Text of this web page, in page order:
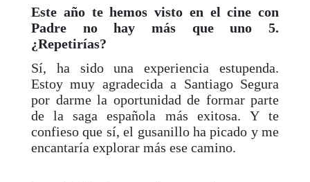
Este año te hemos visto en el cine con
Padre no hay más que uno 5.
¿Repetirías?
Sí, ha sido una experiencia estupenda.
Estoy muy agradecida a Santiago Segura
por darme la oportunidad de formar parte
de la saga española más exitosa. Y te
confieso que sí, el gusanillo ha picado y me
encantaría explorar más ese camino.